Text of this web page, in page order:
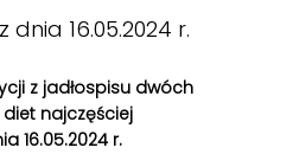
dnia 16.05.2024 r.
z jadłospisu dwóch
najczęściej
16.05.2024 r.